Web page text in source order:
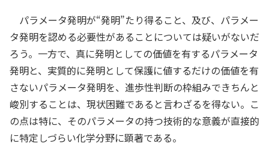
式的な相違点にすぎないと解すべきことにはなら…
ない。
したがって、原告の上記主張は採用することがで
きない。」
質量％含むにとどまる実施例…に比べて一貫して優
れた防臭効果を得られているとは認められず、実施
例６、７、１２などは、むしろ、…防臭効果が劣る
結果となっている。
以上のとおり、本件明細書の記載からは、…本件
発明１において、（Ｇ）成分を一般式（Ｉ）又は一
般式（ＩＩ）で表される少なくとも１種であると
し、一般式（ＩＩ）のＲ４を炭素数１２及び１４の
パラメータ発明が“発明”たり得ること、及び、パラメー
タ発明を認める必要性があることについては疑いがないだ
ろう。一方で、真に発明としての価値を有するパラメータ
発明と、実質的に発明として保護に値するだけの価値を有
さないパラメータ発明を、進歩性判断の枠組みできちんと
峻別することは、現状困難であると言わざるを得ない。こ
の点は特に、そのパラメータの持つ技術的な意義が直接的
に特定しづらい化学分野に顕著である。